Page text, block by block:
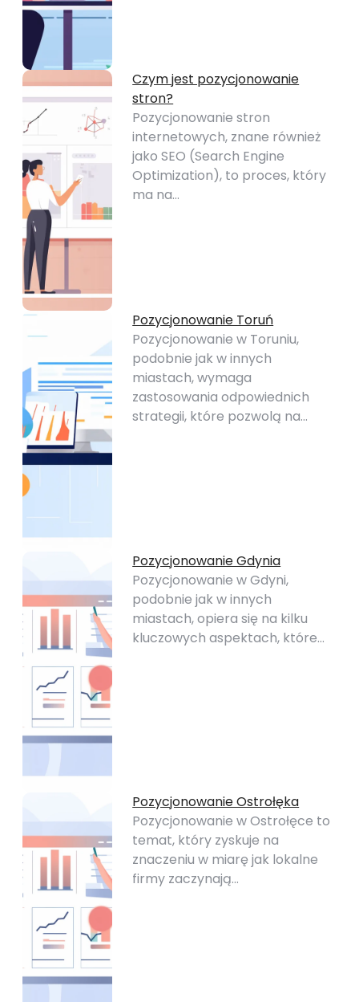
Czym jest pozycjonowanie
stron?
Pozycjonowanie stron
internetowych, znane również
jako SEO (Search Engine
Optimization), to proces, który
ma na…
Pozycjonowanie Toruń
Pozycjonowanie w Toruniu,
podobnie jak w innych
miastach, wymaga
zastosowania odpowiednich
strategii, które pozwolą na…
Pozycjonowanie Gdynia
Pozycjonowanie w Gdyni,
podobnie jak w innych
miastach, opiera się na kilku
kluczowych aspektach, które…
Pozycjonowanie Ostrołęka
Pozycjonowanie w Ostrołęce to
temat, który zyskuje na
znaczeniu w miarę jak lokalne
firmy zaczynają…